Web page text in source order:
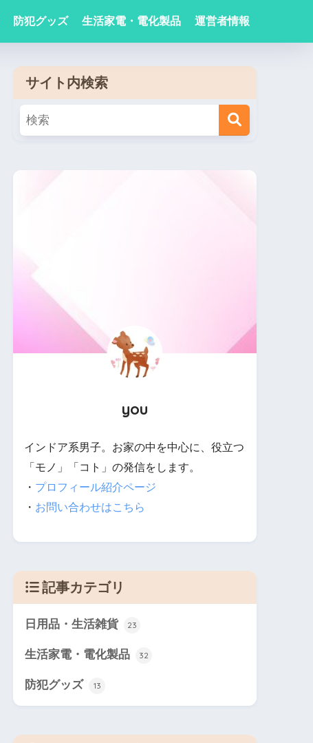
防犯グッズ 生活家電・電化製品 運営者情報
サイト内検索
you
インドア系男子。お家の中を中心に、役立つ
「モノ」「コト」の発信をします。
・ プロフィール紹介ページ
・ お問い合わせはこちら
記事カテゴリ
日用品・生活雑貨 23
生活家電・電化製品 32
防犯グッズ 13